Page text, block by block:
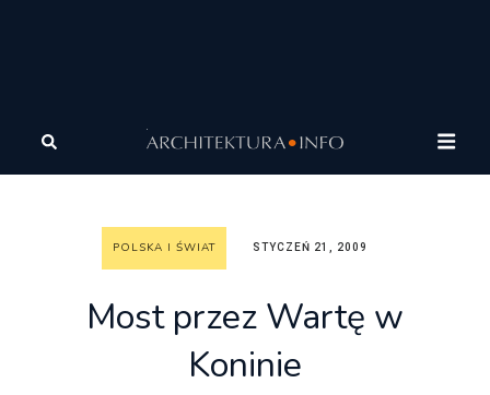
Architektura
przez Wartę w Koninie
POLSKA I ŚWIAT STYCZEŃ 21, 2009
Most przez Wartę w
Koninie